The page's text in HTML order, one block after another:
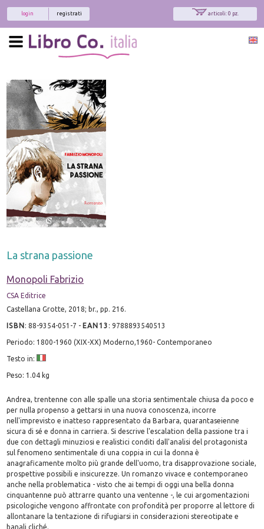
articoli: 0 pz.
registrati
login
La strana passione
Monopoli Fabrizio
CSA Editrice
Castellana Grotte, 2018; br., pp. 216.
ISBN:88-9354-051-7 - EAN13 :9788893540513
Periodo: 1800-1960 (XIX-XX) Moderno,1960- Contemporaneo
Testo in:
Peso: 1.04 kg
Andrea, trentenne con alle spalle una storia sentimentale chiusa da poco e
per nulla propenso a gettarsi in una nuova conoscenza, incorre
nell'imprevisto e inatteso rappresentato da Barbara, quarantaseienne
sicura di sé e donna in carriera. Si descrive l'escalation della passione tra i
due con dettagli minuziosi e realistici conditi dall'analisi del protagonista
sul fenomeno sentimentale di una coppia in cui la donna è
anagraficamente molto più grande dell'uomo, tra disapprovazione sociale,
prospettive possibili e insicurezze. Un romanzo vivace e contemporaneo
anche nella problematica - visto che ai tempi di oggi una bella donna
cinquantenne può attrarre quanto una ventenne -, le cui argomentazioni
psicologiche vengono affrontate con profondità per proporre al lettore di
allontanare la tentazione di rifugiarsi in considerazioni stereotipate e
banali cliché.